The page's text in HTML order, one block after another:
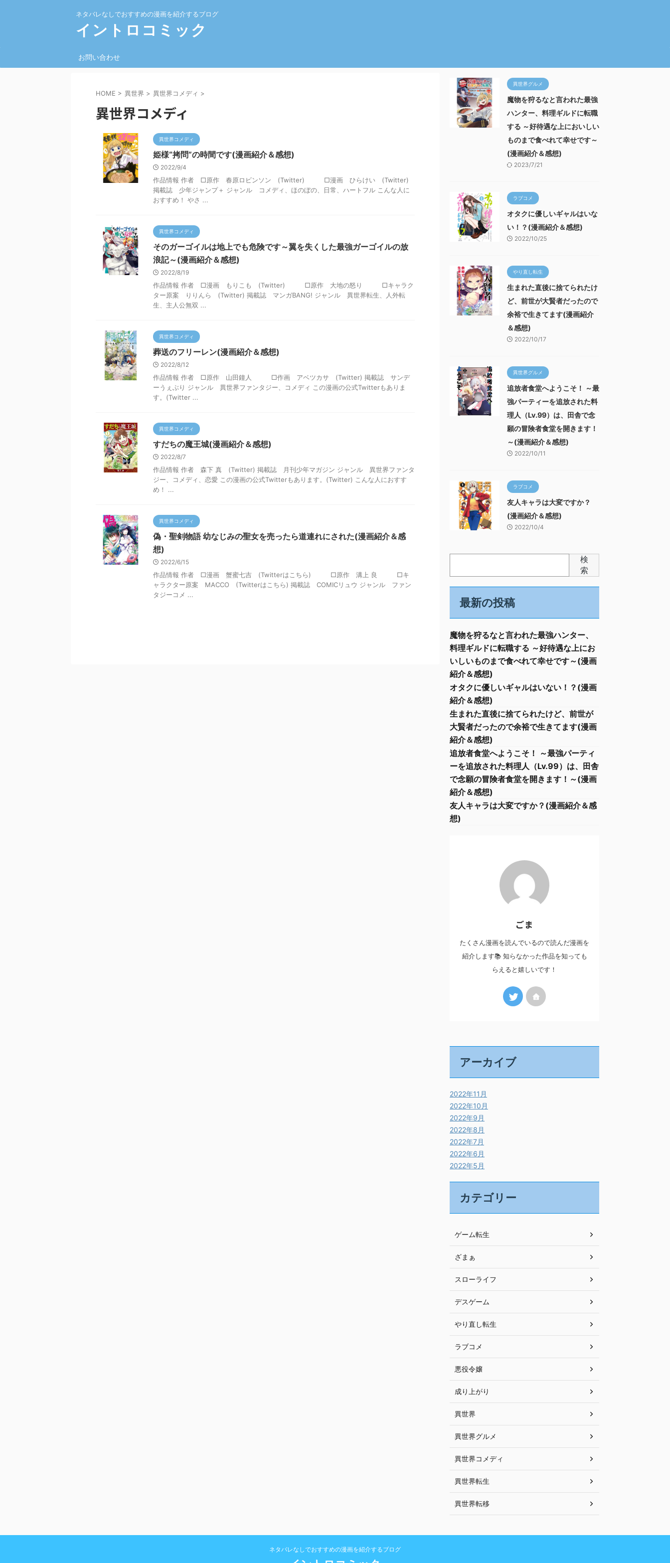
ネタバレなしでおすすめの漫画を紹介するブログ
イントロコミック
お問い合わせ
HOME > 異世界 > 異世界コメディ >
異世界コメディ
異世界コメディ
姫様“拷問”の時間です(漫画紹介＆感想)
2022/9/4
作品情報 作者 □原作 春原ロビンソン (Twitter) □漫画 ひらけい (Twitter)
掲載誌 少年ジャンプ＋ ジャンル コメディ、ほのぼの、日常、ハートフル こんな人に
おすすめ！ やさ ...
異世界コメディ
そのガーゴイルは地上でも危険です～翼を失くした最強ガーゴイルの放
浪記～(漫画紹介＆感想)
2022/8/19
作品情報 作者 □漫画 もりこも (Twitter) □原作 大地の怒り □キャラク
ター原案 りりんら (Twitter) 掲載誌 マンガBANG! ジャンル 異世界転生、人外転
生、主人公無双 ...
異世界コメディ
葬送のフリーレン(漫画紹介＆感想)
2022/8/12
作品情報 作者 □原作 山田鐘人 □作画 アベツカサ (Twitter) 掲載誌 サンデ
ーうぇぶり ジャンル 異世界ファンタジー、コメディ この漫画の公式Twitterもありま
す。(Twitter ...
異世界コメディ
すだちの魔王城(漫画紹介＆感想)
2022/8/7
作品情報 作者 森下 真 (Twitter) 掲載誌 月刊少年マガジン ジャンル 異世界ファンタ
ジー、コメディ、恋愛 この漫画の公式Twitterもあります。(Twitter) こんな人におすす
め！ ...
異世界コメディ
偽・聖剣物語 幼なじみの聖女を売ったら道連れにされた(漫画紹介＆感
想)
2022/6/15
作品情報 作者 □漫画 蟹蜜七吉 (Twitterはこちら) □原作 溝上 良 □キ
ャラクター原案 MACCO (Twitterはこちら) 掲載誌 COMICリュウ ジャンル ファン
タジーコメ ...
異世界グルメ
魔物を狩るなと言われた最強
ハンター、料理ギルドに転職
する ～好待遇な上においしい
ものまで食べれて幸せです～
(漫画紹介＆感想)
2023/7/21
ラブコメ
オタクに優しいギャルはいな
い！？(漫画紹介＆感想)
2022/10/25
やり直し転生
生まれた直後に捨てられたけ
ど、前世が大賢者だったので
余裕で生きてます(漫画紹介
＆感想)
2022/10/17
異世界グルメ
追放者食堂へようこそ！ ～最
強パーティーを追放された料
理人（Lv.99）は、田舎で念
願の冒険者食堂を開きます！
～(漫画紹介＆感想)
2022/10/11
ラブコメ
友人キャラは大変ですか？
(漫画紹介＆感想)
2022/10/4
検
索
最新の投稿
魔物を狩るなと言われた最強ハンター、
料理ギルドに転職する ～好待遇な上にお
いしいものまで食べれて幸せです～(漫画
紹介＆感想)
オタクに優しいギャルはいない！？(漫画
紹介＆感想)
生まれた直後に捨てられたけど、前世が
大賢者だったので余裕で生きてます(漫画
紹介＆感想)
追放者食堂へようこそ！ ～最強パーティ
ーを追放された料理人（Lv.99）は、田舎
で念願の冒険者食堂を開きます！～(漫画
紹介＆感想)
友人キャラは大変ですか？(漫画紹介＆感
想)
ごま
たくさん漫画を読んでいるので読んだ漫画を
紹介します📚 知らなかった作品を知っても
らえると嬉しいです！
アーカイブ
2022年11月
2022年10月
2022年9月
2022年8月
2022年7月
2022年6月
2022年5月
カテゴリー
ゲーム転生
ざまぁ
スローライフ
デスゲーム
やり直し転生
ラブコメ
悪役令嬢
成り上がり
異世界
異世界グルメ
異世界コメディ
異世界転生
異世界転移
ネタバレなしでおすすめの漫画を紹介するブログ